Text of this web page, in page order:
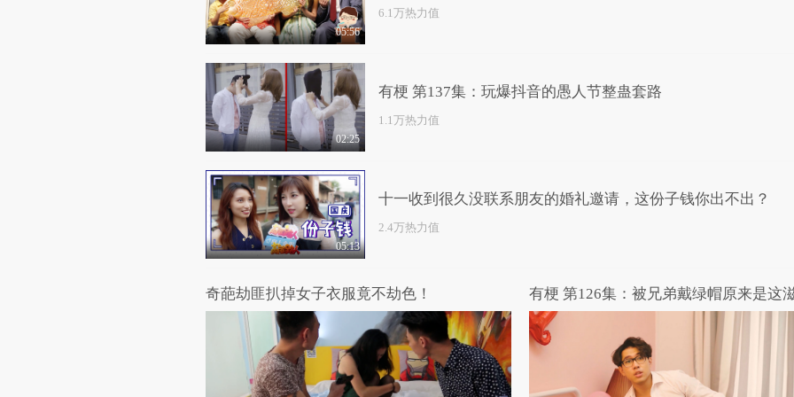
05:56
6.1万热力值
02:25
有梗 第137集：玩爆抖音的愚人节整蛊套路
1.1万热力值
05:13
十一收到很久没联系朋友的婚礼邀请，这份子钱你出不出？
2.4万热力值
奇葩劫匪扒掉女子衣服竟不劫色！ 有梗 第126集：被兄弟戴绿帽原来是这